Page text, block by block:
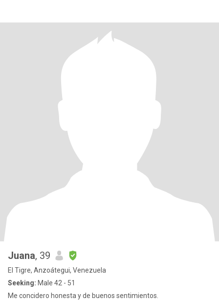
Juana, 39
El Tigre, Anzoátegui, Venezuela
Seeking: Male 42 - 51
Me concidero honesta y de buenos sentimientos.